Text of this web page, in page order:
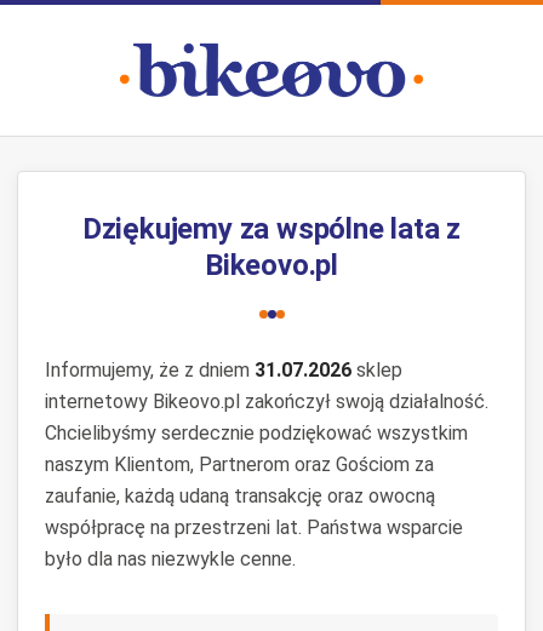
Dziękujemy za wspólne lata z
Bikeovo.pl
Informujemy, że z dniem 31.07.2026 sklep
internetowy Bikeovo.pl zakończył swoją działalność.
Chcielibyśmy serdecznie podziękować wszystkim
naszym Klientom, Partnerom oraz Gościom za
zaufanie, każdą udaną transakcję oraz owocną
współpracę na przestrzeni lat. Państwa wsparcie
było dla nas niezwykle cenne.